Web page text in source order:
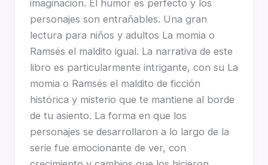
imaginación. El humor es perfecto y los
personajes son entrañables. Una gran
lectura para niños y adultos La momia o
Ramsés el maldito igual. La narrativa de este
libro es particularmente intrigante, con su La
momia o Ramsés el maldito de ficción
histórica y misterio que te mantiene al borde
de tu asiento. La forma en que los
personajes se desarrollaron a lo largo de la
serie fue emocionante de ver, con